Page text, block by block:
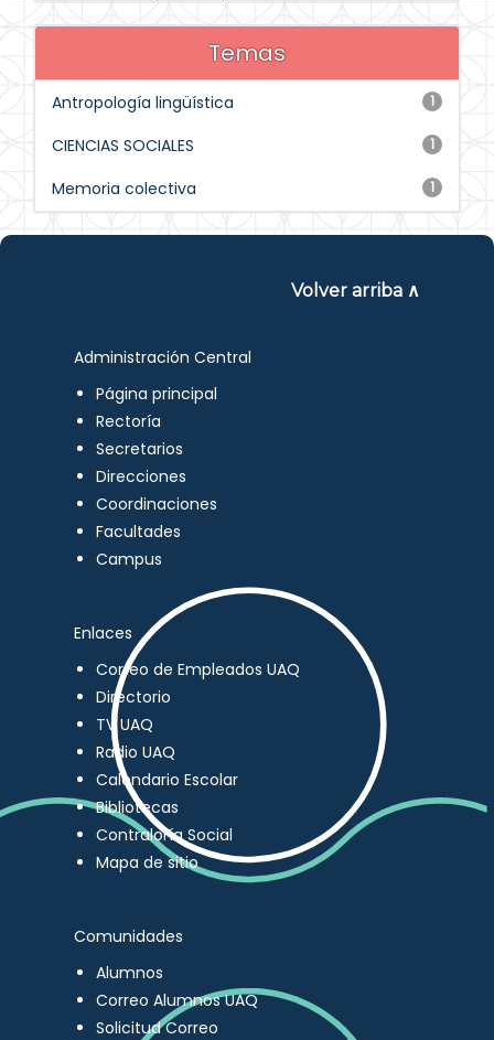
Temas
1
Antropología lingüística
1
CIENCIAS SOCIALES
1
Memoria colectiva
Volver arriba ∧
Administración Central
Página principal
Rectoría
Secretarios
Direcciones
Coordinaciones
Facultades
Campus
Enlaces
Correo de Empleados UAQ
Directorio
TV UAQ
Radio UAQ
Calendario Escolar
Bibliotecas
Contraloría Social
Mapa de sitio
Comunidades
Alumnos
Correo Alumnos UAQ
Solicitud Correo